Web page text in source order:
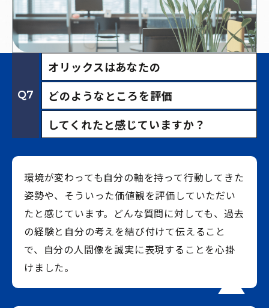
Q7
オリックスはあなたの
どのようなところを評価
してくれたと感じていますか？
環境が変わっても自分の軸を持って行動してきた
姿勢や、そういった価値観を評価していただい
たと感じています。どんな質問に対しても、過去
の経験と自分の考えを結び付けて伝えること
で、自分の人間像を誠実に表現することを心掛
けました。